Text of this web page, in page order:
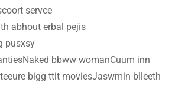
servce
abhout erbal pejis
pusxsy
bbww womanCuum inn
bigg ttit moviesJaswmin blleeth